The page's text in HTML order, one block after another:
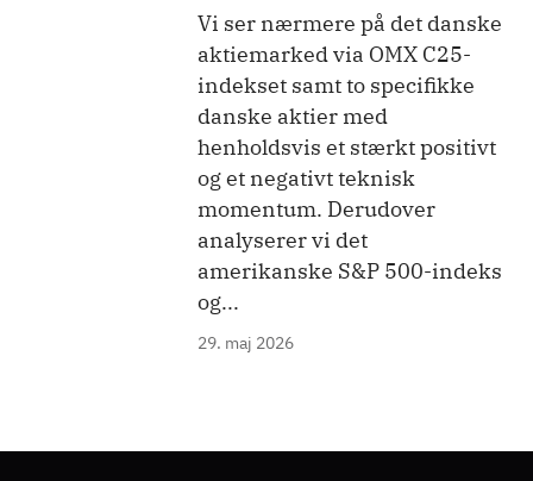
Vi ser nærmere på det danske
aktiemarked via OMX C25-
indekset samt to specifikke
danske aktier med
henholdsvis et stærkt positivt
og et negativt teknisk
momentum. Derudover
analyserer vi det
amerikanske S&P 500-indeks
og...
29. maj 2026